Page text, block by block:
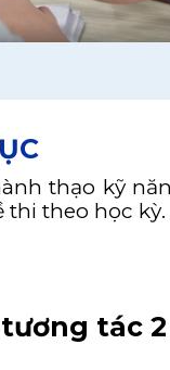
thạo kỹ
theo học kỳ.
tác